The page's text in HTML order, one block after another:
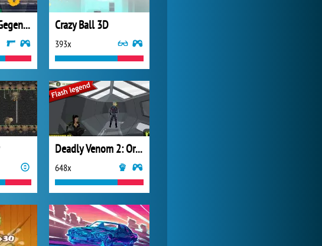
Cyber Chaser Gegenstoß Crazy Ball 3D
393x
Deadly Venom 2: Origins
648x
My Free Zoo
Zoo 2: Animal Park